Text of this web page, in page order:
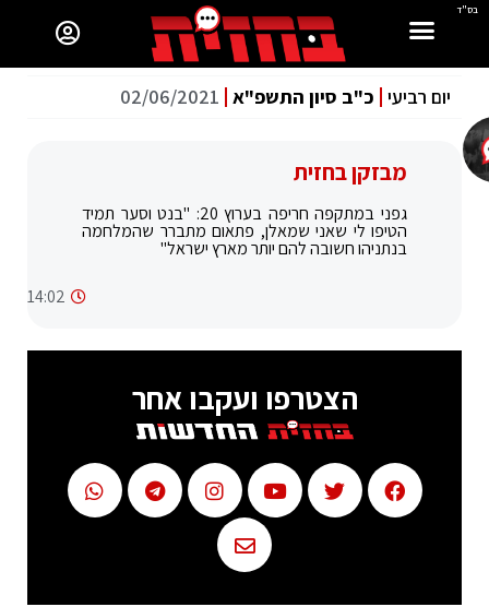
בס"ד
יום רביעי כ"ב סיון התשפ"א 02/06/2021
מבזקן בחזית
גפני במתקפה חריפה בערוץ 20: "בנט וסער תמיד
הטיפו לי שאני שמאלן, פתאום מתברר שהמלחמה
בנתניהו חשובה להם יותר מארץ ישראל"
14:02
הצטרפו ועקבו אחר